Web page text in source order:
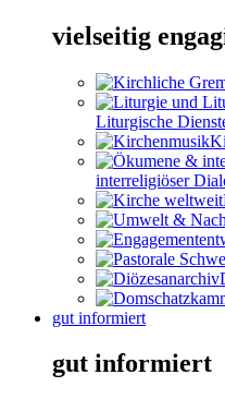
vielseitig
Liturgische
interreligiöser
gut informiert
gut informiert